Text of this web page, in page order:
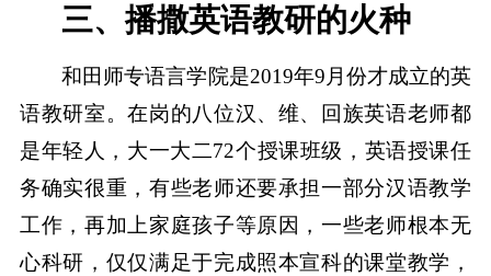
三、播撒英语教研的火种
和田师专语言学院是2019年9月份才成立的英
语教研室。在岗的八位汉、维、回族英语老师都
是年轻人，大一大二72个授课班级，英语授课任
务确实很重，有些老师还要承担一部分汉语教学
工作，再加上家庭孩子等原因，一些老师根本无
心科研，仅仅满足于完成照本宣科的课堂教学，